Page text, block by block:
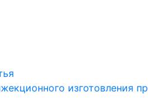
изготовления пр